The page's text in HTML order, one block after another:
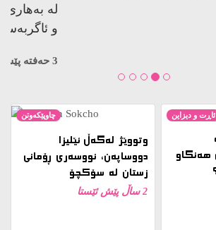
وتووێژ لەگەڵ ئێلیزا
دووساپەن، نووسەری ڕۆمانی
زستان لە سۆکچۆ
2 ساڵ پێش ئێستا